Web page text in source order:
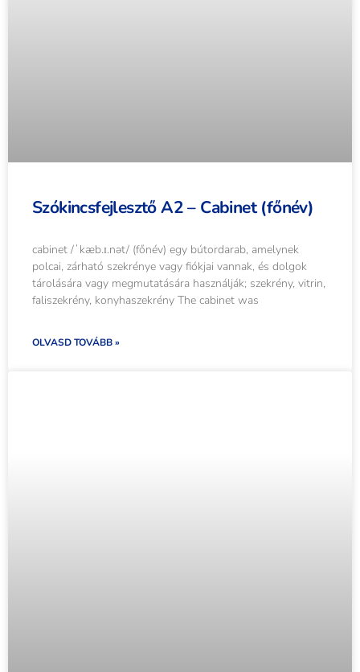
Szókincsfejlesztő A2 – Cabinet (főnév)
cabinet /ˈkæb.ɪ.nət/ (főnév) egy bútordarab, amelynek
polcai, zárható szekrénye vagy fiókjai vannak, és dolgok
tárolására vagy megmutatására használják; szekrény, vitrin,
faliszekrény, konyhaszekrény The cabinet was
OLVASD TOVÁBB »